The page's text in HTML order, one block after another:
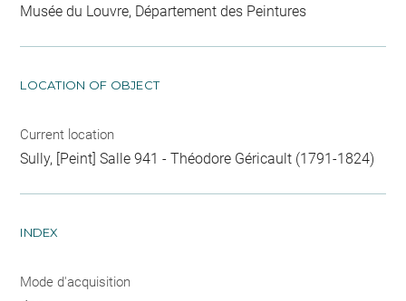
Musée du Louvre, Département des Peintures
LOCATION OF OBJECT
Current location
Sully, [Peint] Salle 941 - Théodore Géricault (1791-1824)
INDEX
Mode d'acquisition